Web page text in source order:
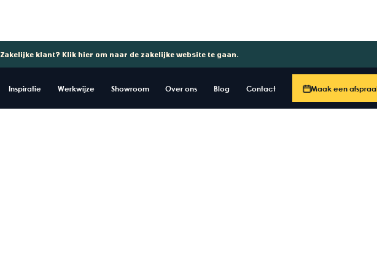
Zakelijke klant? Klik hier om naar de zakelijke website te gaan.
Inspiratie Werkwijze Showroom Over ons Blog Contact Maak een